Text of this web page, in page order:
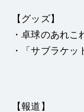
【グッズ】
・卓球のあれ
・「サブラケッ
【報道】